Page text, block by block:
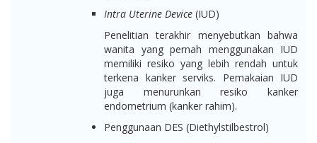
Intra Uterine Device (IUD)
Penelitian terakhir menyebutkan bahwa
wanita yang pernah menggunakan IUD
memiliki resiko yang lebih rendah untuk
terkena kanker serviks. Pemakaian IUD
juga menurunkan resiko kanker
endometrium (kanker rahim).
Penggunaan DES (Diethylstilbestrol)